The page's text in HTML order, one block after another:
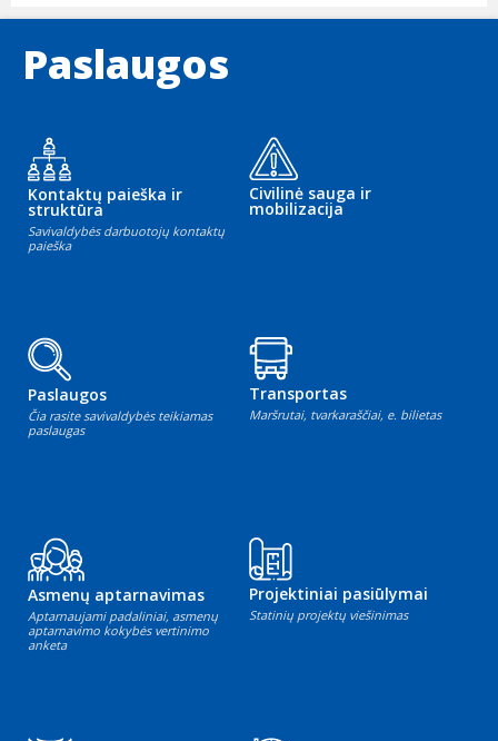
Paslaugos
Kontaktų paieška ir
struktūra
Savivaldybės darbuotojų kontaktų
paieška
Civilinė sauga ir
mobilizacija
Paslaugos
Čia rasite savivaldybės teikiamas
paslaugas
Transportas
Maršrutai, tvarkaraščiai, e. bilietas
Asmenų aptarnavimas
Aptarnaujami padaliniai, asmenų
aptarnavimo kokybės vertinimo
anketa
Projektiniai pasiūlymai
Statinių projektų viešinimas